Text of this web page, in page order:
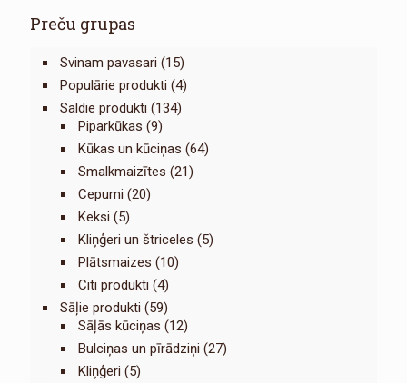
Preču grupas
Svinam pavasari (15)
Populārie produkti (4)
Saldie produkti (134)
Piparkūkas (9)
Kūkas un kūciņas (64)
Smalkmaizītes (21)
Cepumi (20)
Keksi (5)
Kliņģeri un štriceles (5)
Plātsmaizes (10)
Citi produkti (4)
Sāļie produkti (59)
Sāļās kūciņas (12)
Bulciņas un pīrādziņi (27)
Kliņģeri (5)